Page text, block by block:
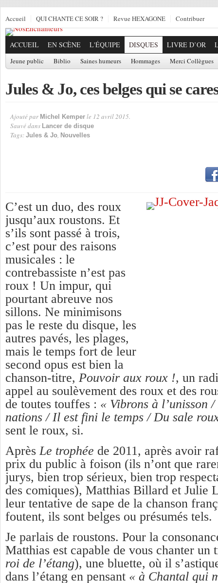
Accueil QUI CHANTE CE SOIR ? Revue HEXAGONE Contribuer
ACCUEIL EN SCÈNE L'ÉQUIPE DISQUES LIVRE D’OR
Jeune public Biblio Saines humeurs Hommages Merci Collègues
Jules & Jo, ces belges qui se
Ajouté par Michel Kemper le 12 avril 2015.
Sauvé dans Lancer de disque
Tags: Jules & Jo, Nouvelles
C’est un duo, des roux
jusqu’aux roustons. Et
s’ils sont passé à trois,
c’est pour des raisons
musicales : le
contrebassiste n’est pas
roux ! Un impur, qui
pourtant abreuve nos
sillons. Ne minimisons
pas le reste du disque, les
autres pavés, les plages,
mais le temps fort de leur
second opus est bien la
chanson-titre, Pouvoir aux roux !, un
appel au soulèvement des roux et des
de toutes touffes : « Vibrons à l’unisson
nations / Il est fini le temps / Du sale
sent le roux, si.
AprèsLe trophée de 2011, après avoir
prix du public à foison (ils n’ont que
jurys, bien trop sérieux, bien trop
des comiques), Matthias Billard et Julie
leur tentative de sape de la chanson
foutent, ils sont belges ou présumés tels.
Je parlais de roustons. Pour la
Matthias est capable de vous chanter un
roi de l’étang), une bluette, où il
dans l’étang en pensant « à Chantal qui